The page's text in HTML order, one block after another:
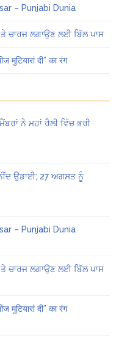
– Punjabi Dunia
ਚਾਰਜ ਲਗਾਉਣ ਲਈ ਬਿੱਲ ਪਾਸ
मुटियारां दी” का रंग
ਨੇ ਮਹਾਂ ਰੈਲੀ ਵਿੱਚ ਭਰੀ
ਉਡਾਈ; 27 ਅਗਸਤ ਨੂੰ
– Punjabi Dunia
ਚਾਰਜ ਲਗਾਉਣ ਲਈ ਬਿੱਲ ਪਾਸ
मुटियारां दी” का रंग